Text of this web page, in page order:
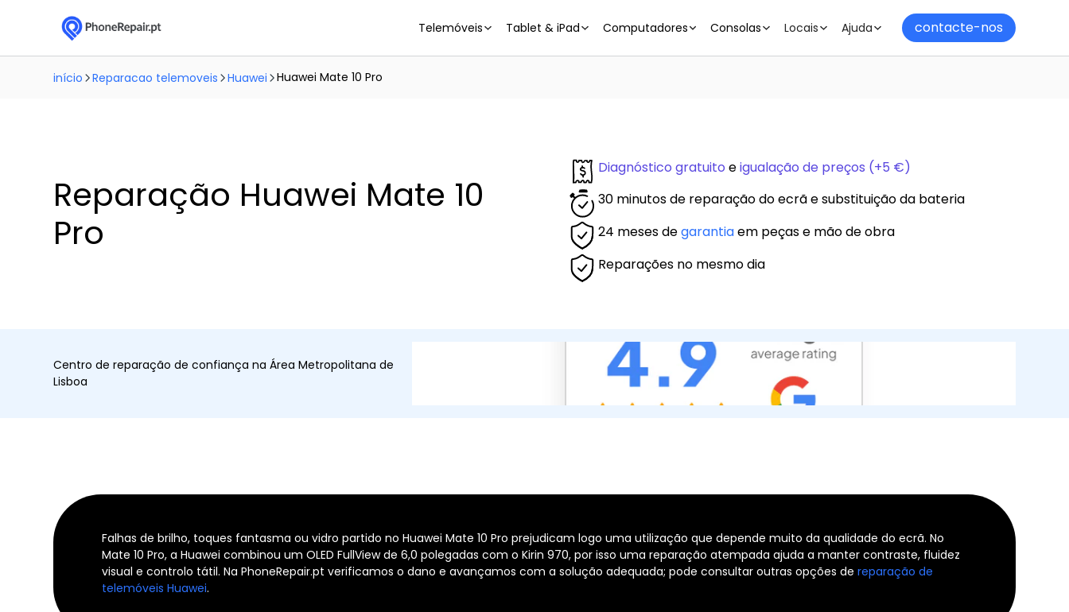
Telemóveis Tablet & iPad Computadores Consolas Locais Ajuda contacte-nos
início Reparacao telemoveis Huawei Huawei Mate 10 Pro
Reparação Huawei Mate 10
Pro
Diagnóstico gratuito eigualação de preços (+5 €)
30 minutos de reparação do ecrã e substituição da bateria
24 meses degarantiaem peças e mão de obra
Reparações no mesmo dia
Centro de reparação de confiança na Área Metropolitana de
Lisboa
Falhas de brilho, toques fantasma ou vidro partido no Huawei Mate 10 Pro prejudicam logo uma utilização que depende muito da qualidade do ecrã. No
Mate 10 Pro, a Huawei combinou um OLED FullView de 6,0 polegadas com o Kirin 970, por isso uma reparação atempada ajuda a manter contraste, fluidez
visual e controlo tátil. Na PhoneRepair.pt verificamos o dano e avançamos com a solução adequada; pode consultar outras opções de reparação de
telemóveis Huawei.